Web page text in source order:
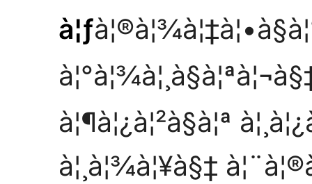
à¦ƒ
à¦¶à¦¿à¦²à§à¦ª
à¦¸à¦¾à¦¥à§‡